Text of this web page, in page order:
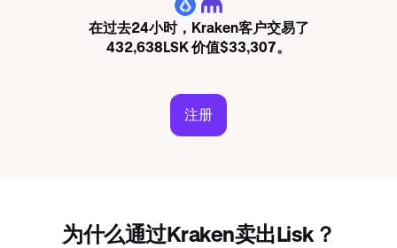
LSK
在过去24小时，Kraken客户交易了
432,638LSK 价值$33,307。
注册
为什么通过Kraken卖出Lisk？